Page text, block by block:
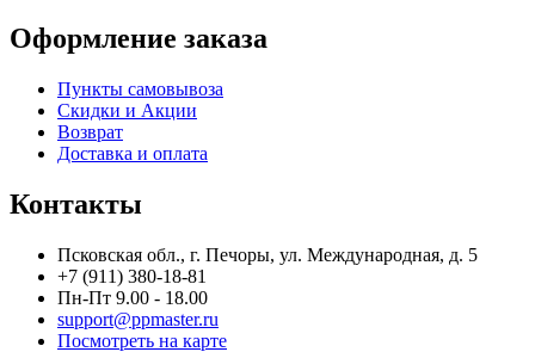
Оформление заказа
Пункты самовывоза
Скидки и Акции
Возврат
Доставка и оплата
Контакты
Псковская обл., г. Печоры, ул. Международная, д. 5
+7 (911) 380-18-81
Пн-Пт 9.00 - 18.00
support@ppmaster.ru
Посмотреть на карте